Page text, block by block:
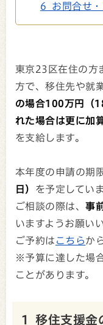
6 お問合せ・
東京23区在住の方
方で、移住先や就
の場合100万円（
れた場合は更に加
を支給します。
本年度の申請の期
日） を予定していま
ご相談の際は、事
いますようお願い
ご予約は こちらか
※予算に達した場
ことがあります。
1 移住支援金